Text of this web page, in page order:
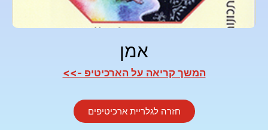
אמן
המשך קריאה על הארכיטיפ ->>
חזרה לגלריית ארכיטיפים